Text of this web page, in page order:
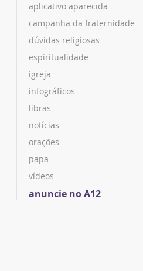
aplicativo aparecida
campanha da fraternidade
dúvidas religiosas
espiritualidade
igreja
infográficos
libras
notícias
orações
papa
vídeos
anuncie no A12